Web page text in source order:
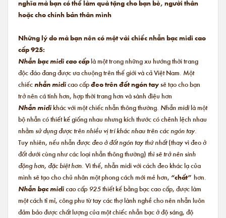
nghĩa mà bạn có thể làm quà tặng cho bạn bè, người thân
hoặc cho chính bản thân mình
Những lý do mà bạn nên có một vài chiếc nhẫn bạc midi cao
cấp 925:
Nhẫn bạc midi cao cấplà một trong những xu hướng thời trang
độc đáo đang được ưa chuộng trên thế giới và cả Việt Nam. Một
chiếcnhẫn midicao cấpđeo trên đốt ngón taysẽ tạo cho bạn
trở nên cá tính hơn, hợp thời trang hơn và sành điệu hơn
Nhẫn midikhác với một chiếc nhẫn thông thường. Nhẫn midilà một
bộ nhẫn có thiết kế giống nhau nhưng kích thước có chênh lệch nhau
nhằm sử dụng được trên nhiều vị trí khác nhau trên các ngón tay.
Tuy nhiên, nếu nhẫn được đeo ở đốt ngón tay thứ nhất(thay vì đeo ở
đốt dưới cùng như các loại nhẫn thông thường) thì sẽ trở nên sinh
động hơn, đặc biệt hơn. Vì thế, nhẫn midi với cách đeo khác lạ của
mình sẽ tạo cho chủ nhân một phong cách mới mẻ hơn, “chất” hơn.
Nhẫn bạc midi cao cấp 925thiết kế bằng bạc cao cấp, được làm
một cách tỉ mỉ, công phu từ tay các thợ lành nghề cho nên nhẫn luôn
đảm bảo được chất lượng của một chiếc nhẫn bạc ở độ sáng, độ